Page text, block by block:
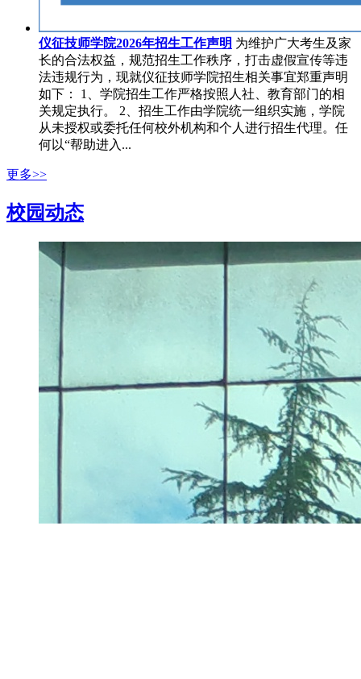
仪征技师学院2026年招生工作声明 为维护广大考生及家
长的合法权益，规范招生工作秩序，打击虚假宣传等违
法违规行为，现就仪征技师学院招生相关事宜郑重声明
如下： 1、学院招生工作严格按照人社、教育部门的相
关规定执行。 2、招生工作由学院统一组织实施，学院
从未授权或委托任何校外机构和个人进行招生代理。任
何以“帮助进入...
更多>>
校园动态